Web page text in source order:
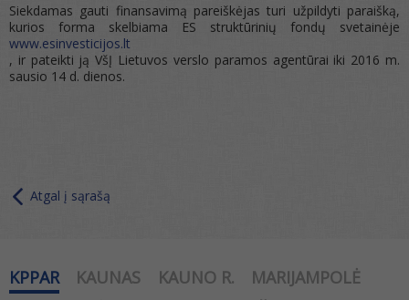
Siekdamas gauti finansavimą pareiškėjas turi užpildyti paraišką,
kurios forma skelbiama ES struktūrinių fondų svetainėje
www.esinvesticijos.lt
, ir pateikti ją VšĮ Lietuvos verslo paramos agentūrai iki 2016 m.
sausio 14 d. dienos.
Atgal į sąrašą
KPPAR KAUNAS KAUNO R.
MARIJAMPOLĖ